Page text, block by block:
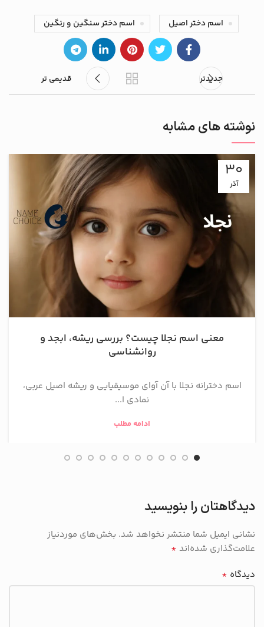
اسم دختر اصیل اسم دختر سنگین و رنگین
جدیدتر قدیمی تر
نوشته های مشابه
30
آذر
معنی اسم نجلا چیست؟ بررسی ریشه، ابجد و
روانشناسی
اسم دخترانه نجلا با آن آوای موسیقیایی و ریشه اصیل عربی،
نمادی ا...
ادامه مطلب
دیدگاهتان را بنویسید
نشانی ایمیل شما منتشر نخواهد شد. بخش‌های موردنیاز
علامت‌گذاری شده‌اند *
دیدگاه *